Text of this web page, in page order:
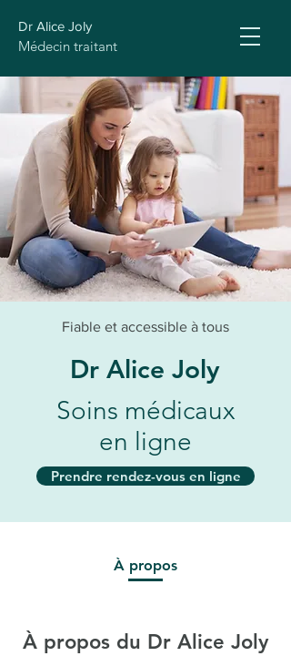
Dr Alice Joly
Médecin traitant
Fiable et accessible à tous
Dr Alice Joly
Soins médicaux
en ligne
Prendre rendez-vous en ligne
À propos
À propos du Dr Alice Joly